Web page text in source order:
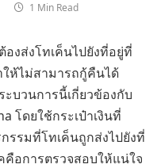
1 Min Read
งส่งโทเค็นไปยังที่อยู่ที่
ให้ไม่สามารถกู้คืนได้
บวนการนี้เกี่ยวข้องกับ
โดยใช้กระเป๋าเงินที่
รรมที่โทเค็นถูกส่งไปยังที่
คือการตรวจสอบให้แน่ใจ